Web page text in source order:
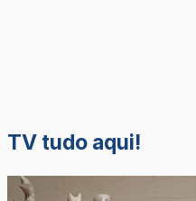
TV tudo aqui!